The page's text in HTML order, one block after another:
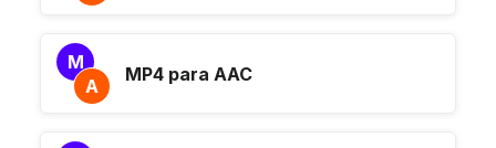
M
A
MP4 para AAC